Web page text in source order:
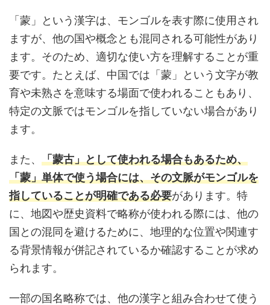
「蒙」という漢字は、モンゴルを表す際に使用され
ますが、他の国や概念とも混同される可能性があり
ます。そのため、適切な使い方を理解することが重
要です。たとえば、中国では「蒙」という文字が教
育や未熟さを意味する場面で使われることもあり、
特定の文脈ではモンゴルを指していない場合があり
ます。
また、 「蒙古」として使われる場合もあるため、
「蒙」単体で使う場合には、その文脈がモンゴルを
指していることが明確である必要があります。特
に、地図や歴史資料で略称が使われる際には、他の
国との混同を避けるために、地理的な位置や関連す
る背景情報が併記されているか確認することが求め
られます。
一部の国名略称では、他の漢字と組み合わせて使う